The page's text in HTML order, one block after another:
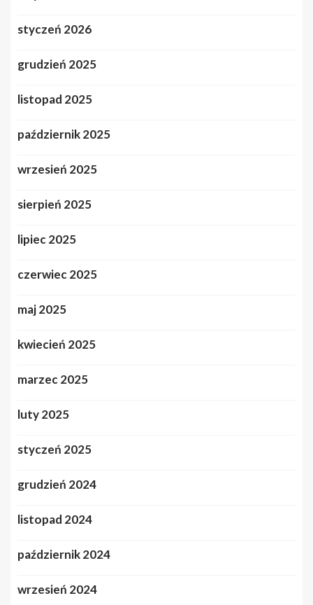
styczeń 2026
grudzień 2025
listopad 2025
październik 2025
wrzesień 2025
sierpień 2025
lipiec 2025
czerwiec 2025
maj 2025
kwiecień 2025
marzec 2025
luty 2025
styczeń 2025
grudzień 2024
listopad 2024
październik 2024
wrzesień 2024